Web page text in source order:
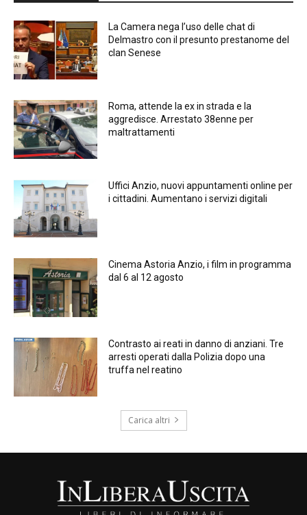
La Camera nega l’uso delle chat di
Delmastro con il presunto prestanome del
clan Senese
Roma, attende la ex in strada e la
aggredisce. Arrestato 38enne per
maltrattamenti
Uffici Anzio, nuovi appuntamenti online per
i cittadini. Aumentano i servizi digitali
Cinema Astoria Anzio, i film in programma
dal 6 al 12 agosto
Contrasto ai reati in danno di anziani. Tre
arresti operati dalla Polizia dopo una
truffa nel reatino
Carica altri